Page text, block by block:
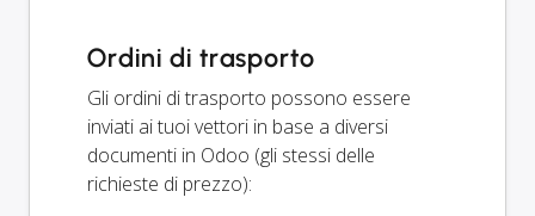
Ordini di trasporto
Gli ordini di trasporto possono essere
inviati ai tuoi vettori in base a diversi
documenti in Odoo (gli stessi delle
richieste di prezzo):